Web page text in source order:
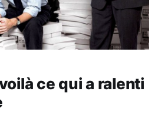
ce qui a ralenti